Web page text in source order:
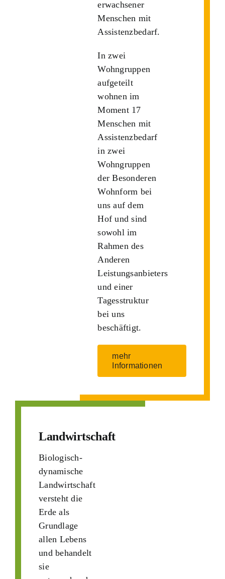
erwachsener
Menschen mit
Assistenzbedarf.
In zwei
Wohngruppen
aufgeteilt
wohnen im
Moment 17
Menschen mit
Assistenzbedarf
in zwei
Wohngruppen
der Besonderen
Wohnform bei
uns auf dem
Hof und sind
sowohl im
Rahmen des
Anderen
Leistungsanbieters
und einer
Tagesstruktur
bei uns
beschäftigt.
mehr
Informationen
Landwirtschaft
Biologisch-
dynamische
Landwirtschaft
versteht die
Erde als
Grundlage
allen Lebens
und behandelt
sie